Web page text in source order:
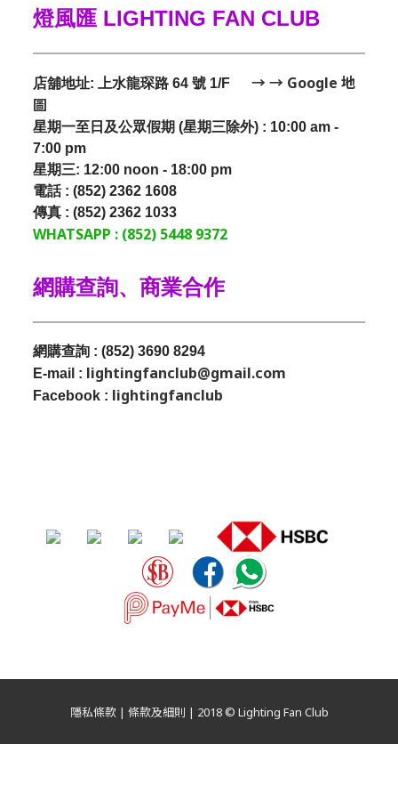
燈風匯 LIGHTING FAN CLUB
店舖地址: 上水龍琛路 64 號 1/F
→ → Google 地
圖
星期一至日及公眾假期 (星期三除外) : 10:00 am -
7:00 pm
星期三: 12:00 noon - 18:00 pm
電話 : (852) 2362 1608
傳真 : (852) 2362 1033
WHATSAPP : (852) 5448 9372
網購查詢、商業合作
網購查詢 : (852) 3690 8294
E-mail : lightingfanclub@gmail.com
Facebook : lightingfanclub
隱私條款 | 條款及細則 | 2018 © Lighting Fan Club